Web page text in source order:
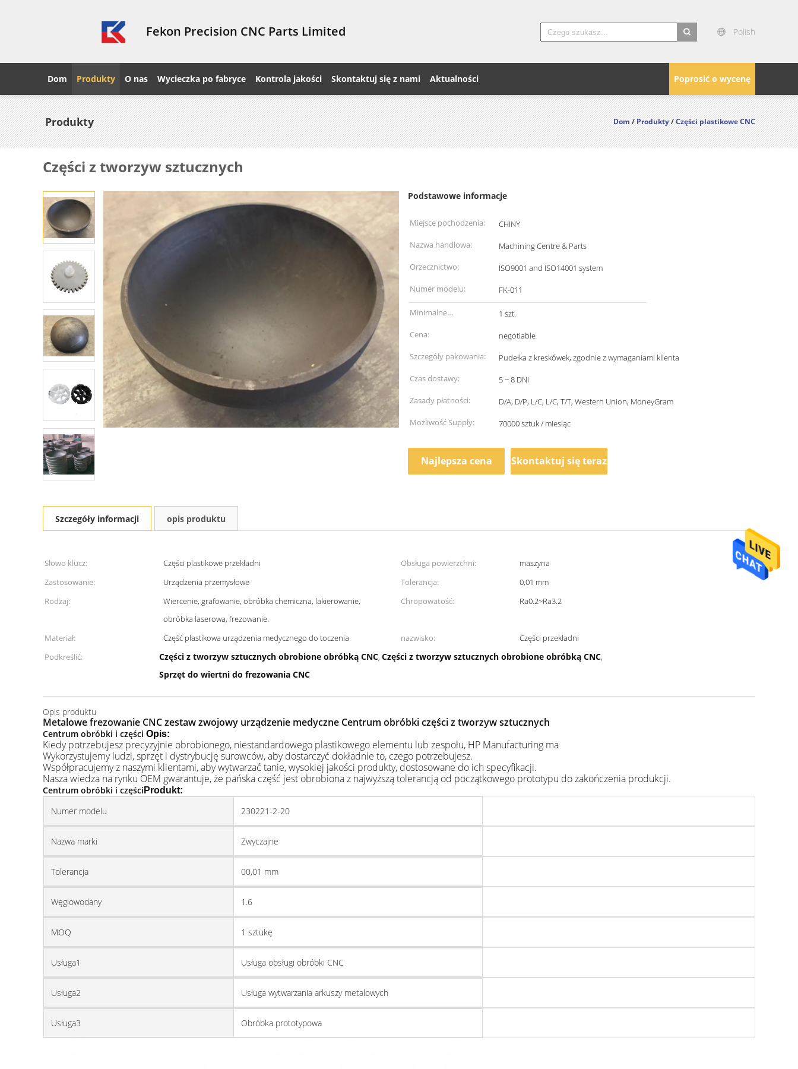
Fekon Precision CNC Parts Limited Polish
Poprosić o wycenę
Dom Produkty O nas Wycieczka po fabryce Kontrola jakości Skontaktuj się z nami Aktualności
Produkty Dom/Produkty/Części plastikowe CNC
Części z tworzyw sztucznych
Podstawowe informacje
Miejsce pochodzenia:
CHINY
Nazwa handlowa:
Machining Centre & Parts
Orzecznictwo:
ISO9001 and ISO14001 system
Numer modelu:
FK-011
Minimalne
zamówienie:
1 szt.
Cena:
negotiable
Szczegóły pakowania:
Pudełka z kreskówek, zgodnie z wymaganiami klienta
Czas dostawy:
5 ~ 8 DNI
Zasady płatności:
D/A, D/P, L/C, L/C, T/T, Western Union, MoneyGram
Możliwość Supply:
70000 sztuk / miesiąc
Najlepsza cena Skontaktuj się teraz
Szczegóły informacji opis produktu
Słowo klucz: Części plastikowe przekładni Obsługa powierzchni:
maszyna
Zastosowanie:
Urządzenia przemysłowe Tolerancja:
0,01 mm
Rodzaj:
Wiercenie, grafowanie, obróbka chemiczna, lakierowanie,
obróbka laserowa, frezowanie.
Chropowatość: Ra0.2~Ra3.2
Materiał: Część plastikowa urządzenia medycznego do toczenia nazwisko:
Części przekładni
Podkreślić:
Części z tworzyw sztucznych obrobione obróbką CNC, Części z tworzyw sztucznych obrobione obróbką CNC,
Sprzęt do wiertni do frezowania CNC
Opis produktu
Metalowe frezowanie CNC zestaw zwojowy urządzenie medyczne Centrum obróbki części z tworzyw sztucznych
Centrum obróbki i części Opis:
Kiedy potrzebujesz precyzyjnie obrobionego, niestandardowego plastikowego elementu lub zespołu, HP Manufacturing ma
Wykorzystujemy ludzi, sprzęt i dystrybucję surowców, aby dostarczyć dokładnie to, czego potrzebujesz.
Współpracujemy z naszymi klientami, aby wytwarzać tanie, wysokiej jakości produkty, dostosowane do ich specyfikacji.
Nasza wiedza na rynku OEM gwarantuje, że pańska część jest obrobiona z najwyższą tolerancją od początkowego prototypu do zakończenia produkcji.
Centrum obróbki i części Produkt:
Numer modelu 230221-2-20
Nazwa marki Zwyczajne
Tolerancja 00,01 mm
Węglowodany 1.6
MOQ 1 sztukę
Usługa1 Usługa obsługi obróbki CNC
Usługa2 Usługa wytwarzania arkuszy metalowych
Usługa3 Obróbka prototypowa